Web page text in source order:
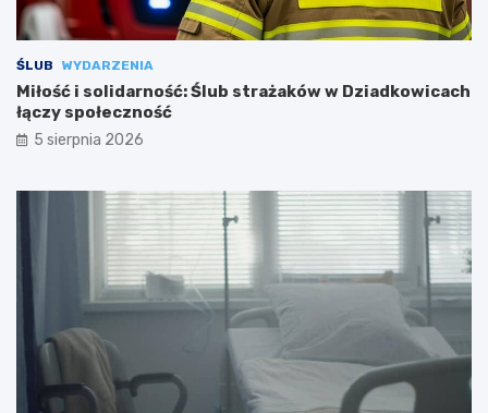
ŚLUB WYDARZENIA
Miłość i solidarność: Ślub strażaków w Dziadkowicach
łączy społeczność
5 sierpnia 2026